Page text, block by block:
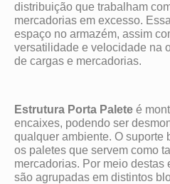
distribuição que trabalham
mercadorias em excesso.
espaço no armazém, assim
versatilidade e velocidade na
de cargas e mercadorias.
Estrutura Porta Palete é
encaixes, podendo ser
qualquer ambiente. O suporte
os paletes que servem como
mercadorias. Por meio destas
são agrupadas em distintos